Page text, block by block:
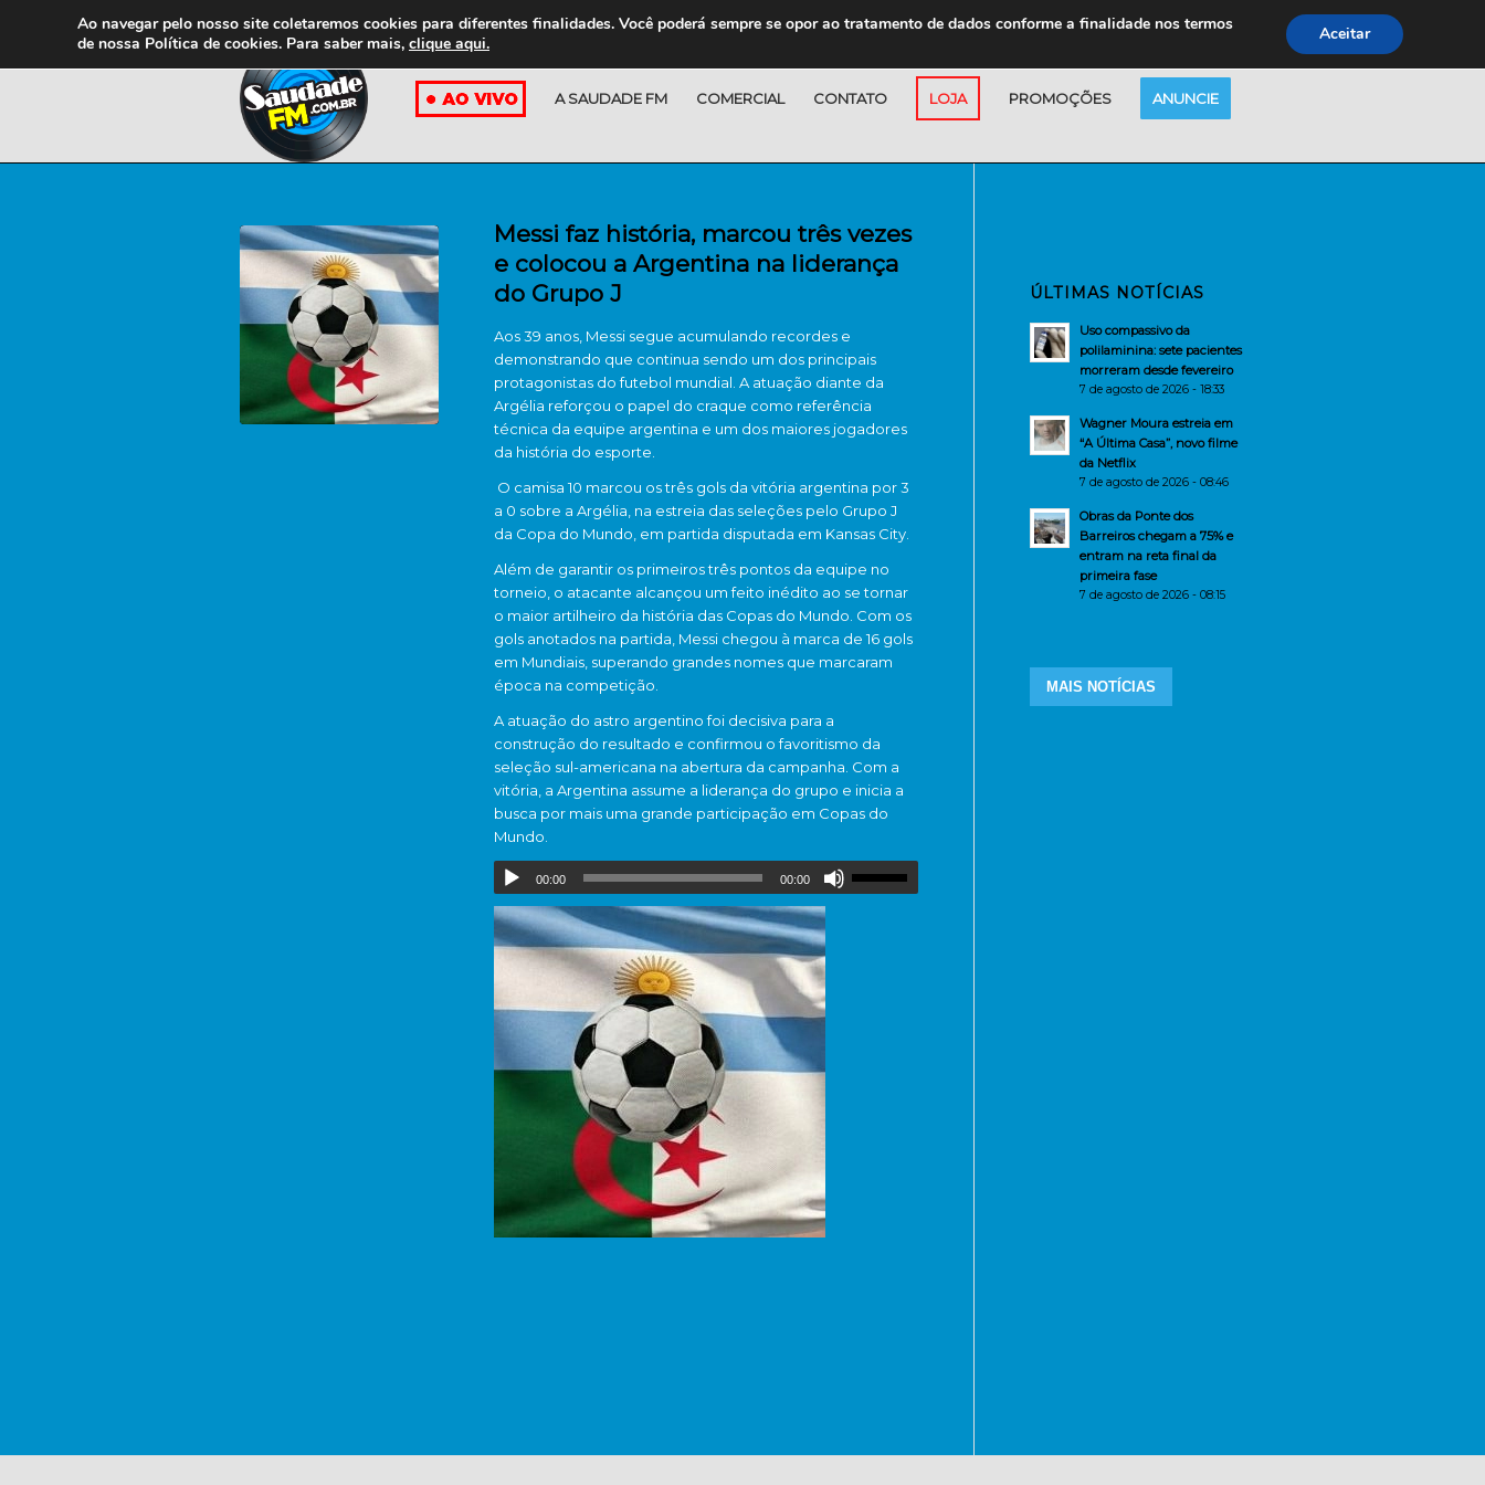
A SAUDADE FM COMERCIAL CONTATO LOJA PROMOÇÕES ANUNCIE
Messi faz história, marcou três vezes
e colocou a Argentina na liderança
do Grupo J
Aos 39 anos, Messi segue acumulando recordes e
demonstrando que continua sendo um dos principais
protagonistas do futebol mundial. A atuação diante da
Argélia reforçou o papel do craque como referência
técnica da equipe argentina e um dos maiores jogadores
da história do esporte.
O camisa 10 marcou os três gols da vitória argentina por 3
a 0 sobre a Argélia, na estreia das seleções pelo Grupo J
da Copa do Mundo, em partida disputada em Kansas City.
Além de garantir os primeiros três pontos da equipe no
torneio, o atacante alcançou um feito inédito ao se tornar
o maior artilheiro da história das Copas do Mundo. Com os
gols anotados na partida, Messi chegou à marca de 16 gols
em Mundiais, superando grandes nomes que marcaram
época na competição.
A atuação do astro argentino foi decisiva para a
construção do resultado e confirmou o favoritismo da
seleção sul-americana na abertura da campanha. Com a
vitória, a Argentina assume a liderança do grupo e inicia a
busca por mais uma grande participação em Copas do
Mundo.
00:00 00:00
ÚLTIMAS NOTÍCIAS
Uso compassivo da
polilaminina: sete pacientes
morreram desde fevereiro
7 de agosto de 2026 - 18:33
Wagner Moura estreia em
“A Última Casa”, novo filme
da Netflix
7 de agosto de 2026 - 08:46
Obras da Ponte dos
Barreiros chegam a 75% e
entram na reta final da
primeira fase
7 de agosto de 2026 - 08:15
MAIS NOTÍCIAS
Ao navegar pelo nosso site coletaremos cookies para diferentes finalidades. Você poderá sempre se opor ao tratamento de dados conforme a finalidade nos termos
de nossa Política de cookies. Para saber mais, clique aqui. Aceitar